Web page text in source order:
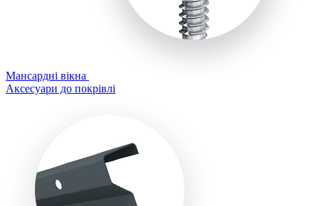
Мансардні вікна
Аксесуари до покрівлі